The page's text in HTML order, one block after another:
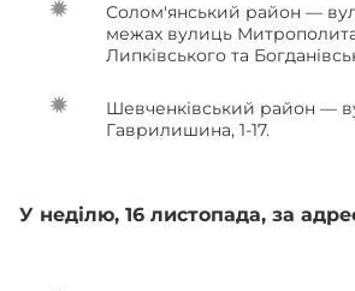
Солом'янський район —
межах вулиць
Липківського та
Шевченківський район —
Гаврилишина, 1-17.
У неділю, 16 листопада, за